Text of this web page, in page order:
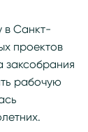
в Санкт-
проектов
заксобрания
рабочую